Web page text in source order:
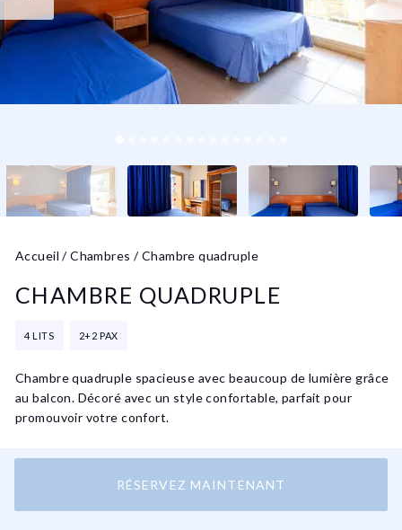
Accueil /Chambres /Chambre quadruple
CHAMBRE QUADRUPLE
4 LITS 2+2 PAX
Chambre quadruple spacieuse avec beaucoup de lumière grâce
au balcon. Décoré avec un style confortable, parfait pour
promouvoir votre confort.
RÉSERVEZ MAINTENANT